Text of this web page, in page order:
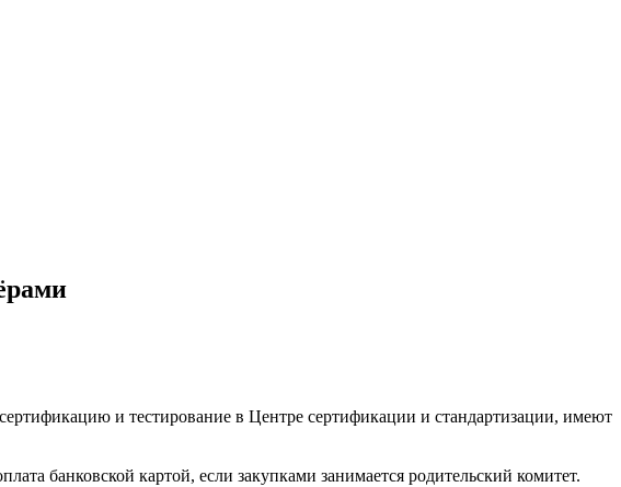
и тестирование в Центре сертификации и стандартизации, имеют
банковской картой, если закупками занимается родительский комитет.